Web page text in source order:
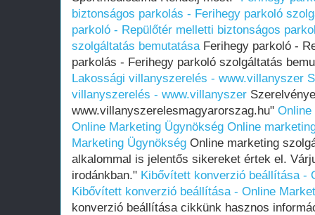
biztonságos parkolás - Ferihegy parkoló
parkoló - Repülőtér melletti biztonságos
szolgáltatás bemutatásaFerihegy parkoló -
parkolás - Ferihegy parkoló szolgáltatás
Lakossági villanyszerelés - www.villanyszer
villanyszerelés - www.villanyszer
www.villanyszerelesmagyarorszag.hu"
Online Marketing Ügynökség Online
Marketing Ügynökség Online marketing
alkalommal is jelentős sikereket értek el.
irodánkban." Kibővített konverzió beállítása -
Kibővített konverzió beállítása - Online
konverzió beállítása cikkünk hasznos